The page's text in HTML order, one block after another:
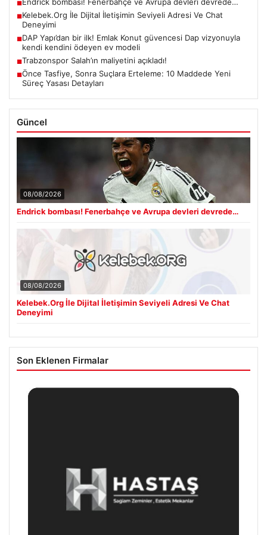
■
■Kelebek.Org İle Dijital İletişimin Seviyeli Adresi Ve Chat
Deneyimi
■DAP Yapı’dan bir ilk! Emlak Konut güvencesi Dap vizyonuyla
kendi kendini ödeyen ev modeli
■Trabzonspor Salah’ın maliyetini açıkladı!
■Önce Tasfiye, Sonra Suçlara Erteleme: 10 Maddede Yeni
Süreç Yasası Detayları
Güncel
08/08/2026
Endrick bombası! Fenerbahçe ve Avrupa devleri devrede…
08/08/2026
Kelebek.Org İle Dijital İletişimin Seviyeli Adresi Ve Chat
Deneyimi
Son Eklenen Firmalar